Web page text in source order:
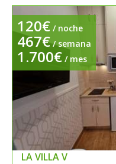
120€ / noche
467€ / semana
1.700€ / mes
LA VILLA V